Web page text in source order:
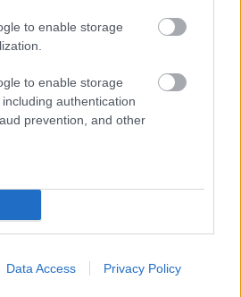
to enable storage
to enable storage
authentication
prevention, and other
Data Access Privacy Policy
/ Northfoto